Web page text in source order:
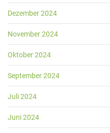
Dezember 2024
November 2024
Oktober 2024
September 2024
Juli 2024
Juni 2024